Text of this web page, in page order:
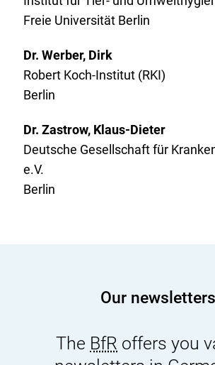
Freie Universität Berlin
Dr. Werber, Dirk
Robert Koch-Institut (RKI)
Berlin
Dr. Zastrow, Klaus-Dieter
Deutsche Gesellschaft für
e.V.
Berlin
Our newsletters
The BfR offers you